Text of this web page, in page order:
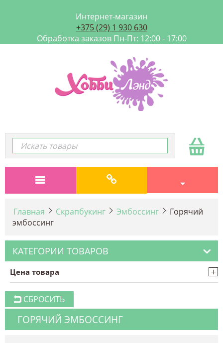
Интернет-магазин
+375 (29) 1 930 630
Обработка заказов Пн-Пт: 12:00 - 17:00
Главная Скрапбукинг Эмбоссинг
Горячий
эмбоссинг
КАТЕГОРИИ ТОВАРОВ
Цена товара +
СБРОСИТЬ
ГОРЯЧИЙ ЭМБОССИНГ